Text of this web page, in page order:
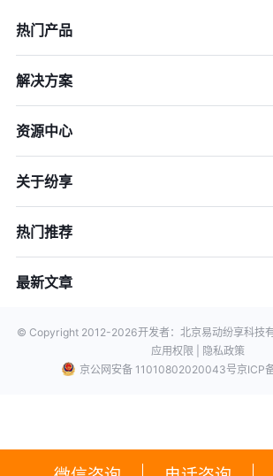
热门产品
解决方案
资源中心
关于纷享
热门推荐
最新文章
© Copyright 2012-2026开发者：北京易动纷享科技
应用权限 |
隐私政策
京公网安备 11010802020043号京ICP